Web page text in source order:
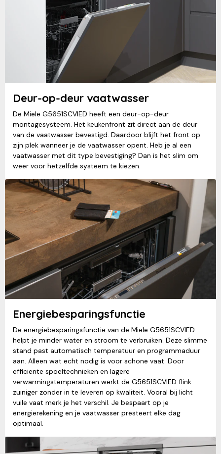
Deur-op-deur vaatwasser
De Miele G5651SCVIED heeft een deur-op-deur
montagesysteem. Het keukenfront zit direct aan de deur
van de vaatwasser bevestigd. Daardoor blijft het front op
zijn plek wanneer je de vaatwasser opent. Heb je al een
vaatwasser met dit type bevestiging? Dan is het slim om
weer voor hetzelfde systeem te kiezen.
Energiebesparingsfunctie
De energiebesparingsfunctie van de Miele G5651SCVIED
helpt je minder water en stroom te verbruiken. Deze slimme
stand past automatisch temperatuur en programmaduur
aan. Alleen wat echt nodig is voor schone vaat. Door
efficiente spoeltechnieken en lagere
verwarmingstemperaturen werkt de G5651SCVIED flink
zuiniger zonder in te leveren op kwaliteit. Vooral bij licht
vuile vaat merk je het verschil. Je bespaart op je
energierekening en je vaatwasser presteert elke dag
optimaal.